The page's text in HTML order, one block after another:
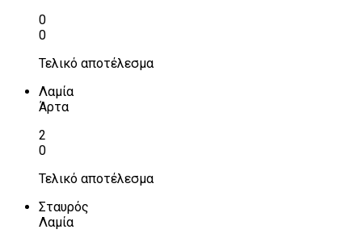
0
0
Τελικό αποτέλεσμα
Λαμία
Άρτα
2
0
Τελικό αποτέλεσμα
Σταυρός
Λαμία